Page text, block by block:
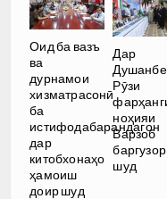
Оид ба вазъ
ва
дурнамои
хизматрасонӣ
ба
истифодабарандагон
дар
китобхонаҳо
ҳамоиш
доир шуд
Дар
Душанбе
Рӯзи
ноҳияи
Варзоб
баргузор
шуд